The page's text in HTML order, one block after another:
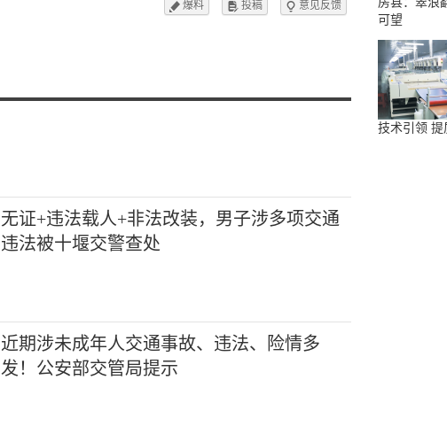
爆料  投稿  意见反馈
无证+违法载人+非法改装，男子涉多项交通
违法被十堰交警查处
近期涉未成年人交通事故、违法、险情多
发！公安部交管局提示
可望
技术引领 提